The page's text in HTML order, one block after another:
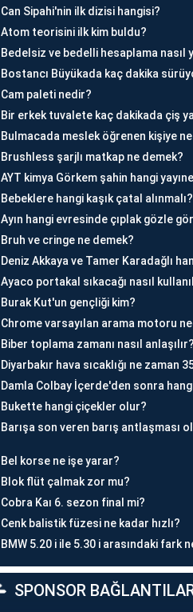
Can Sipahi'nin ilk dizisi hangisi?
Atom teorisini ilk kim buldu?
Bedelsiz ve bedelli hesaplama nasıl
Bostancı Büyükada kaç dakika
Cam paleti nedir?
Bir erkek tuvalete kaç dakikada çiş
Bulmacada meslek öğrenen kişiye
Brushless şarjlı matkap ne demek?
AYT kimya Görkem şahin hangi
Bebeklere hangi kaşık çatal alınmalı?
Ayın hangi evresinde çıplak gözle
Bruh ve cringe ne demek?
Deniz Akkaya ve Tamer Karadağlı
Ayaco portakal sıkacağı nasıl
Burak Kut'un gençliği kim?
Chrome varsayılan arama motoru
Biber toplama zamanı nasıl anlaşılır?
Diyarbakır hava sıcaklığı ne zaman
Damla Colbay İçerde'den sonra
Bukette hangi çiçekler olur?
Barışa son veren barış antlaşması
Bel korse ne işe yarar?
Blok flüt çalmak zor mu?
Cobra Kaı 6. sezon final mi?
Cenk balistik füzesi ne kadar hızlı?
BMW 5.20 i ile 5.30 i arasındaki fark
SPONSOR